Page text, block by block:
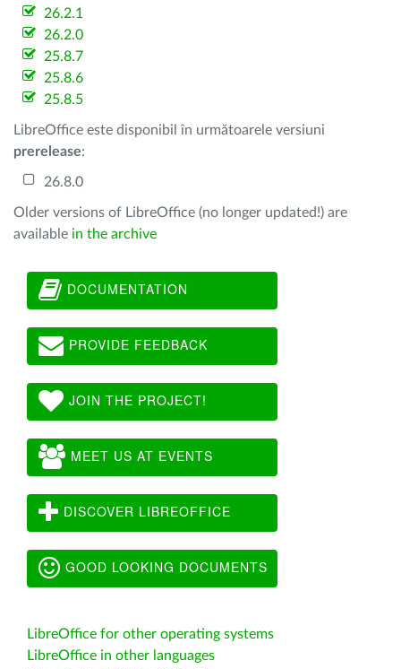
26.2.1
26.2.0
25.8.7
25.8.6
25.8.5
LibreOffice este disponibil în următoarele versiuni
prerelease:
26.8.0
Older versions of LibreOffice (no longer updated!) are
available in the archive
DOCUMENTATION
PROVIDE FEEDBACK
JOIN THE PROJECT!
MEET US AT EVENTS
DISCOVER LIBREOFFICE
GOOD LOOKING DOCUMENTS
LibreOffice for other operating systems
LibreOffice in other languages